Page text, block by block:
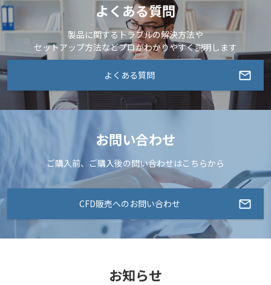
よくある質問
製品に関するトラブルの解決方法や
セットアップ方法などプロがわかりやすく説明します
よくある質問
お問い合わせ
ご購入前、ご購入後の問い合わせはこちらから
CFD販売へのお問い合わせ
お知らせ